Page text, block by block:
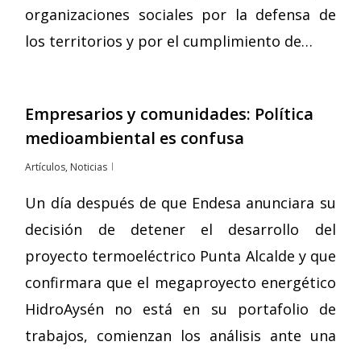
organizaciones sociales por la defensa de
los territorios y por el cumplimiento de…
Empresarios y comunidades: Política
medioambiental es confusa
Artículos, Noticias
Un día después de que Endesa anunciara su
decisión de detener el desarrollo del
proyecto termoeléctrico Punta Alcalde y que
confirmara que el megaproyecto energético
HidroAysén no está en su portafolio de
trabajos, comienzan los análisis ante una